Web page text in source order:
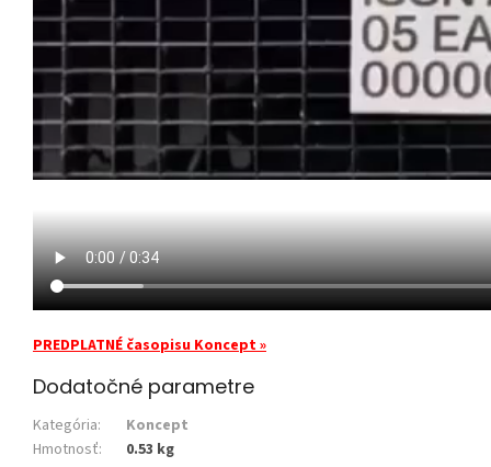
PREDPLATNÉ časopisu Koncept »
Dodatočné parametre
Kategória:
Koncept
Hmotnosť:
0.53 kg